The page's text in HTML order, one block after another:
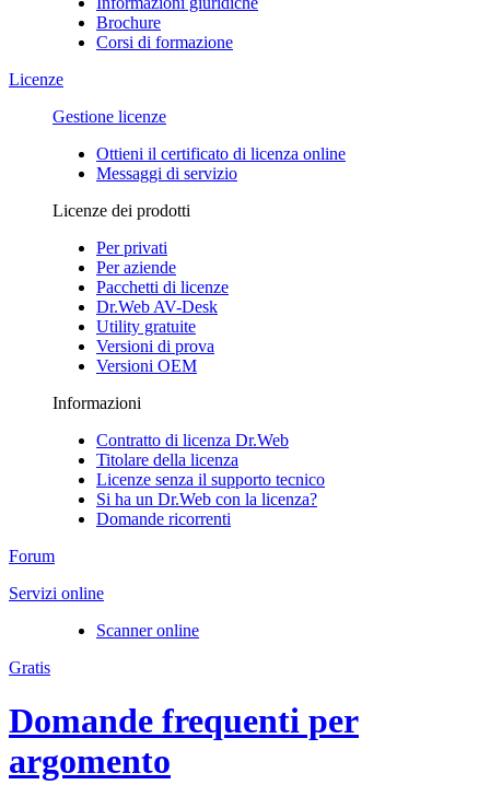
Brochure
Corsi di formazione
Licenze
Gestione licenze
Ottieni il certificato di licenza online
Messaggi di servizio
Licenze dei prodotti
Per privati
Per aziende
Pacchetti di licenze
Dr.Web AV-Desk
Utility gratuite
Versioni di prova
Versioni OEM
Informazioni
Contratto di licenza Dr.Web
Titolare della licenza
Licenze senza il supporto tecnico
Si ha un Dr.Web con la licenza?
Domande ricorrenti
Forum
Servizi online
Scanner online
Gratis
Domande frequenti per
argomento